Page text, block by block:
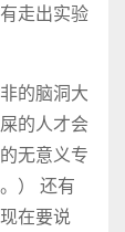
走出实验
的脑洞大
的人才会
无意义专
） 还有
在要说